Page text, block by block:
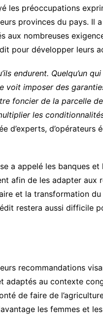
les préoccupations
provinces du pays. Il
aux nombreuses
pour développer leurs
endurent. Quelqu’un
voit imposer des
foncier de la parcelle
les
d’experts, d’opérateurs
a appelé les banques
afin de les adapter aux
et la transformation
restera aussi difficile
recommandations
adaptés au contexte
de faire de
les femmes et